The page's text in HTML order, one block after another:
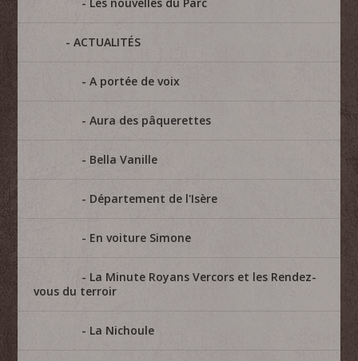
ACTUALITÉS
A portée de voix
Aura des pâquerettes
Bella Vanille
Département de l'Isère
En voiture Simone
La Minute Royans Vercors et les Rendez-
vous du terroir
La Nichoule